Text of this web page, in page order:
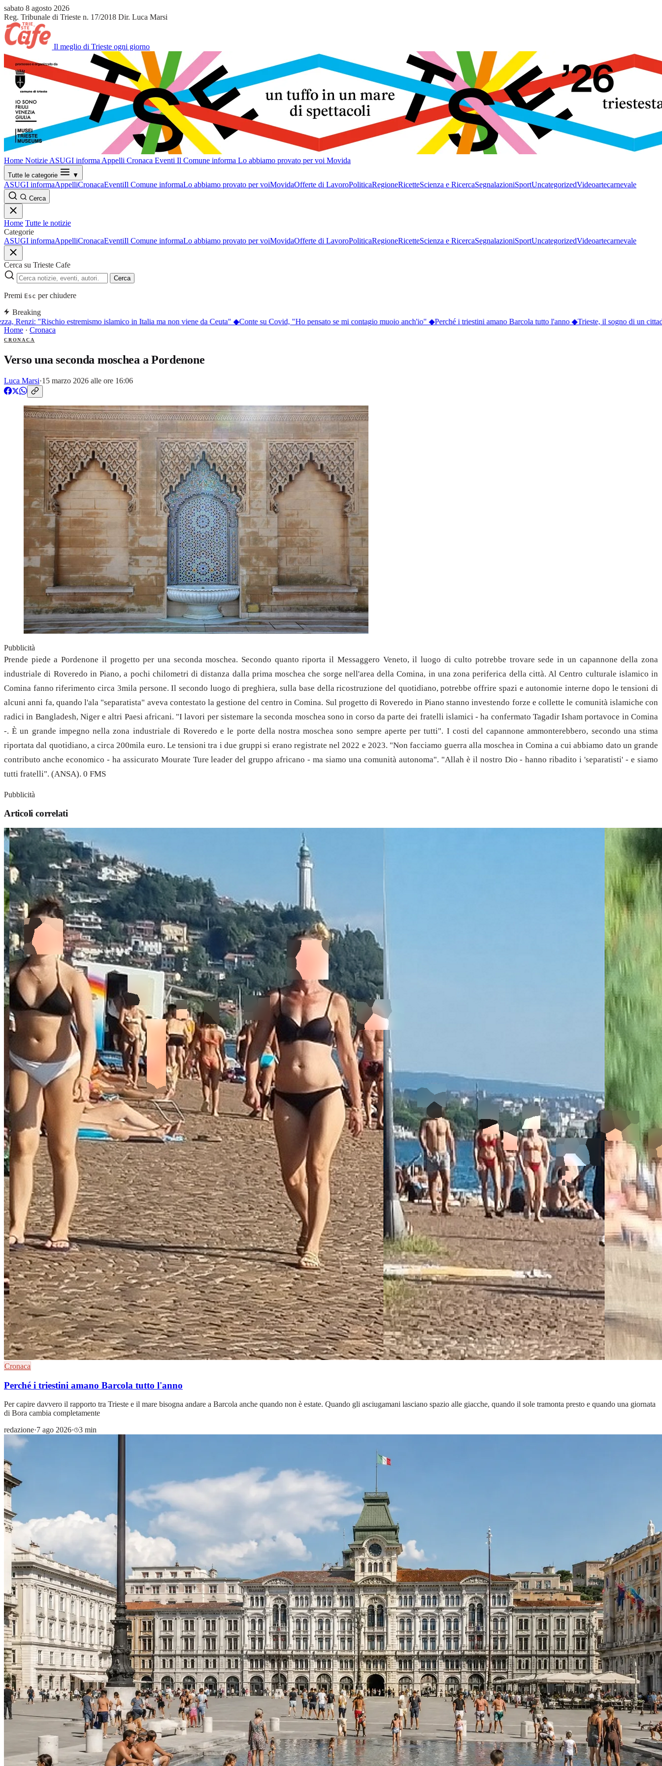
sabato 8 agosto 2026
Reg. Tribunale di Trieste n. 17/2018 Dir. Luca Marsi
Il meglio di Trieste ogni giorno
Home Notizie ASUGI informa Appelli Cronaca Eventi Il Comune informa Lo abbiamo provato per voi Movida
Tutte le categorie ▼
ASUGI informaAppelliCronacaEventiIl Comune informaLo abbiamo provato per voiMovidaOfferte di LavoroPoliticaRegioneRicetteScienza e RicercaSegnalazioniSportUncategorizedVideoartecarnevale
Cerca
Home Tutte le notizie
Categorie
ASUGI informaAppelliCronacaEventiIl Comune informaLo abbiamo provato per voiMovidaOfferte di LavoroPoliticaRegioneRicetteScienza e RicercaSegnalazioniSportUncategorizedVideoartecarnevale
Cerca su Trieste Cafe
Cerca
Premi Esc per chiudere
Breaking
Renzi: "Rischio estremismo islamico in Italia ma non viene da Ceuta"◆Conte su Covid, "Ho pensato se mi contagio muoio anch'io"◆Perché i triestini amano Barcola tutto l'anno◆Trieste, il sogno di un
Home · Cronaca
CRONACA
Verso una seconda moschea a Pordenone
Luca Marsi·15 marzo 2026 alle ore 16:06
Pubblicità
Prende piede a Pordenone il progetto per una seconda moschea. Secondo quanto riporta il Messaggero Veneto, il luogo di culto potrebbe trovare sede in un capannone della zona
industriale di Roveredo in Piano, a pochi chilometri di distanza dalla prima moschea che sorge nell'area della Comina, in una zona periferica della città. Al Centro culturale islamico in
Comina fanno riferimento circa 3mila persone. Il secondo luogo di preghiera, sulla base della ricostruzione del quotidiano, potrebbe offrire spazi e autonomie interne dopo le tensioni di
alcuni anni fa, quando l'ala "separatista" aveva contestato la gestione del centro in Comina. Sul progetto di Roveredo in Piano stanno investendo forze e collette le comunità islamiche con
radici in Bangladesh, Niger e altri Paesi africani. "I lavori per sistemare la seconda moschea sono in corso da parte dei fratelli islamici - ha confermato Tagadir Isham portavoce in Comina
-. È un grande impegno nella zona industriale di Roveredo e le porte della nostra moschea sono sempre aperte per tutti". I costi del capannone ammonterebbero, secondo una stima
riportata dal quotidiano, a circa 200mila euro. Le tensioni tra i due gruppi si erano registrate nel 2022 e 2023. "Non facciamo guerra alla moschea in Comina a cui abbiamo dato un grande
contributo anche economico - ha assicurato Mourate Ture leader del gruppo africano - ma siamo una comunità autonoma". "Allah è il nostro Dio - hanno ribadito i 'separatisti' - e siamo
tutti fratelli". (ANSA). 0 FMS
Pubblicità
Articoli correlati
Cronaca
Perché i triestini amano Barcola tutto l'anno
Per capire davvero il rapporto tra Trieste e il mare bisogna andare a Barcola anche quando non è estate. Quando gli asciugamani lasciano spazio alle giacche, quando il sole tramonta presto e quando una giornata
di Bora cambia completamente
redazione·7 ago 2026· 3 min